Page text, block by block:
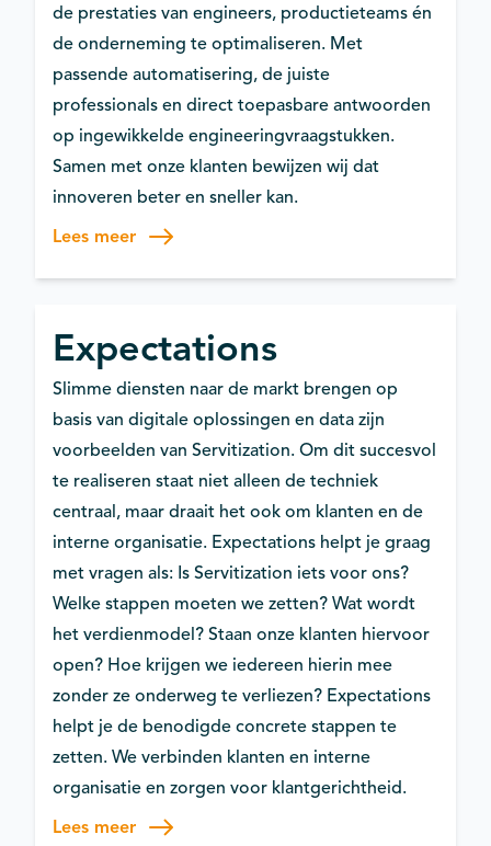
de prestaties van engineers, productieteams én
de onderneming te optimaliseren. Met
passende automatisering, de juiste
professionals en direct toepasbare antwoorden
op ingewikkelde engineeringvraagstukken.
Samen met onze klanten bewijzen wij dat
innoveren beter en sneller kan.
Lees meer
Expectations
Slimme diensten naar de markt brengen op
basis van digitale oplossingen en data zijn
voorbeelden van Servitization. Om dit succesvol
te realiseren staat niet alleen de techniek
centraal, maar draait het ook om klanten en de
interne organisatie. Expectations helpt je graag
met vragen als: Is Servitization iets voor ons?
Welke stappen moeten we zetten? Wat wordt
het verdienmodel? Staan onze klanten hiervoor
open? Hoe krijgen we iedereen hierin mee
zonder ze onderweg te verliezen? Expectations
helpt je de benodigde concrete stappen te
zetten. We verbinden klanten en interne
organisatie en zorgen voor klantgerichtheid.
Lees meer